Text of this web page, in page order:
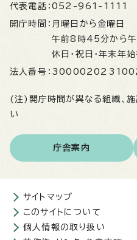
代表電話： 052-961-1111
開庁時間： 月曜日から金曜日
午前8時45分から
休日・祝日・年末年始
法人番号：
(注)開庁時間が異なる組織、
い
庁舎案内
サイトマップ
このサイトについて
個人情報の取り扱い